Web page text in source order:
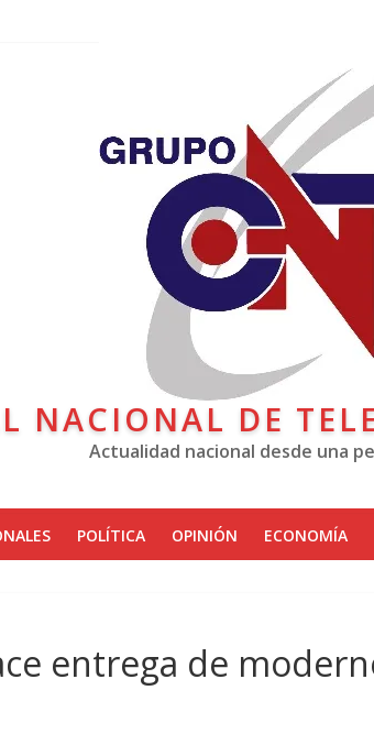
NACIONAL DE
Actualidad nacional desde una
POLÍTICA OPINIÓN ECONOMÍA
entrega de